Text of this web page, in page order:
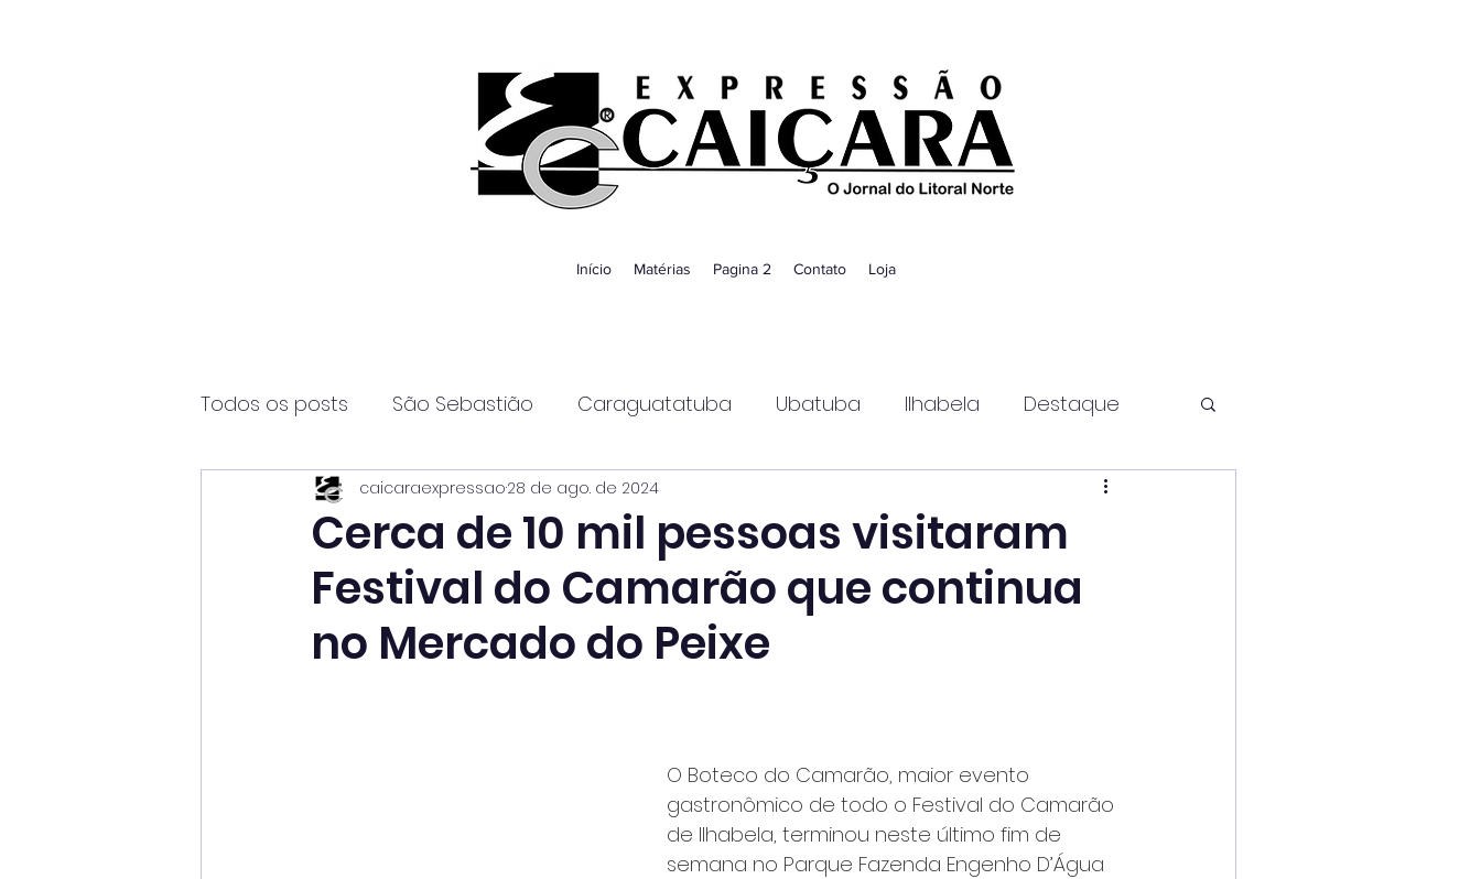
Início Matérias Pagina 2 Contato Loja
Todos os posts São Sebastião Caraguatatuba Ubatuba Ilhabela Destaque
Página2 Itanhaém Guaratinguetá
Cerca de 10 mil pessoas visitaram
Festival do Camarão que continua
no Mercado do Peixe
caicaraexpressao28 de ago. de 2024
O Boteco do Camarão, maior evento
gastronômico de todo o Festival do Camarão
de Ilhabela, terminou neste último fim de
semana no Parque Fazenda Engenho D’Água